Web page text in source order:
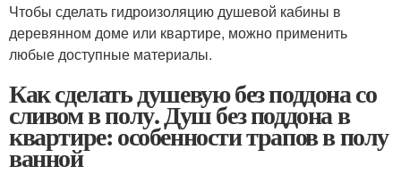
Чтобы сделать гидроизоляцию душевой кабины в
деревянном доме или квартире, можно применить
любые доступные материалы.
Как сделать душевую без поддона со
сливом в полу. Душ без поддона в
квартире: особенности трапов в полу
ванной